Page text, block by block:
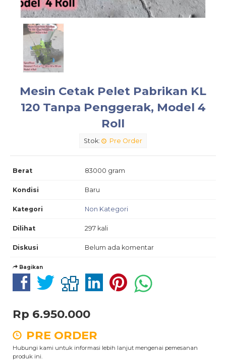
Mesin Cetak Pelet Pabrikan KL
120 Tanpa Penggerak, Model 4
Roll
Stok: Pre Order
Berat 83000 gram
Kondisi Baru
Kategori Non Kategori
Dilihat 297 kali
Diskusi Belum ada komentar
Bagikan
Rp 6.950.000
PRE ORDER
Hubungi kami untuk informasi lebih lanjut mengenai pemesanan
produk ini.